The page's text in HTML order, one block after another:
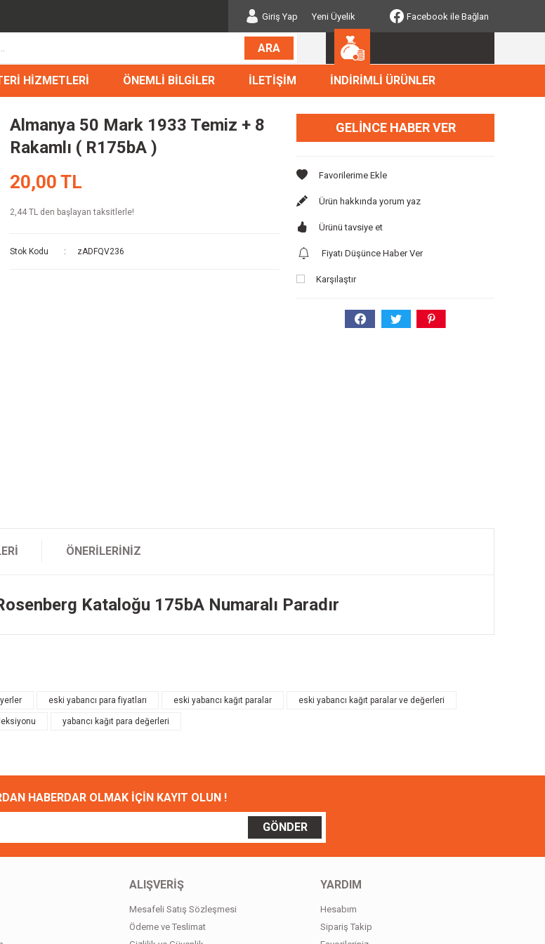
Giriş Yap Yeni Üyelik Facebook ile Bağlan
ARA
HİZMETLERİ ÖNEMLİ BİLGİLER İLETİŞİM İNDİRİMLİ ÜRÜNLER
Almanya 50 Mark 1933 Temiz + 8
Rakamlı ( R175bA )
20,00 TL
2,44 TL den başlayan taksitlerle!
Stok Kodu zADFQV236
GELINCE HABER VER
Ürün hakkında yorum yaz
Ürünü tavsiye et
Fiyatı Düşünce Haber Ver
Karşılaştır
ÖNERILERINIZ
Kataloğu 175bA Numaralı Paradır
Yorum Yaz
eski yabancı para fiyatları eski yabancı kağıt paralar eski yabancı kağıt paralar ve değerleri
yabancı kağıt para değerleri
HABERDAR OLMAK İÇİN KAYIT OLUN !
GÖNDER
ALIŞVERİŞ
Mesafeli Satış Sözleşmesi
Ödeme ve Teslimat
YARDIM
Hesabım
Sipariş Takip